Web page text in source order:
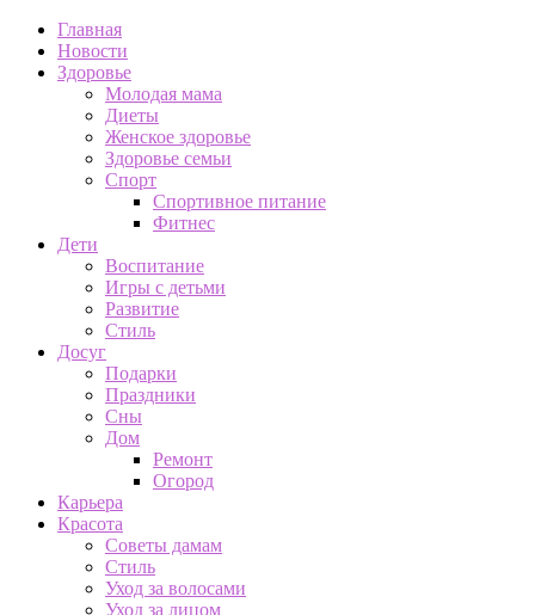
Главная
Новости
Здоровье
Молодая мама
Диеты
Женское здоровье
Здоровье семьи
Спорт
Спортивное питание
Фитнес
Дети
Воспитание
Игры с детьми
Развитие
Стиль
Досуг
Подарки
Праздники
Сны
Дом
Ремонт
Огород
Карьера
Красота
Советы дамам
Стиль
Уход за волосами
Уход за лицом